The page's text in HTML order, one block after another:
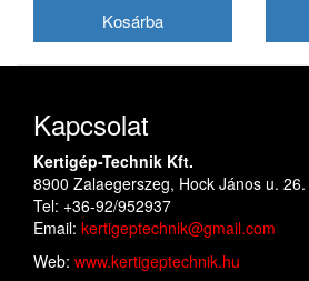
Kapcsolat
Kertigép-Technik Kft.
8900 Zalaegerszeg, Hock János u. 26.
Tel: +36-92/952937
Email: kertigeptechnik@gmail.com
Web: www.kertigeptechnik.hu